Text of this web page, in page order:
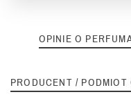
OPINIE O
PRODUCENT /